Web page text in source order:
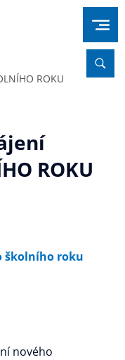
ROKU
ROKU
školního roku
nového